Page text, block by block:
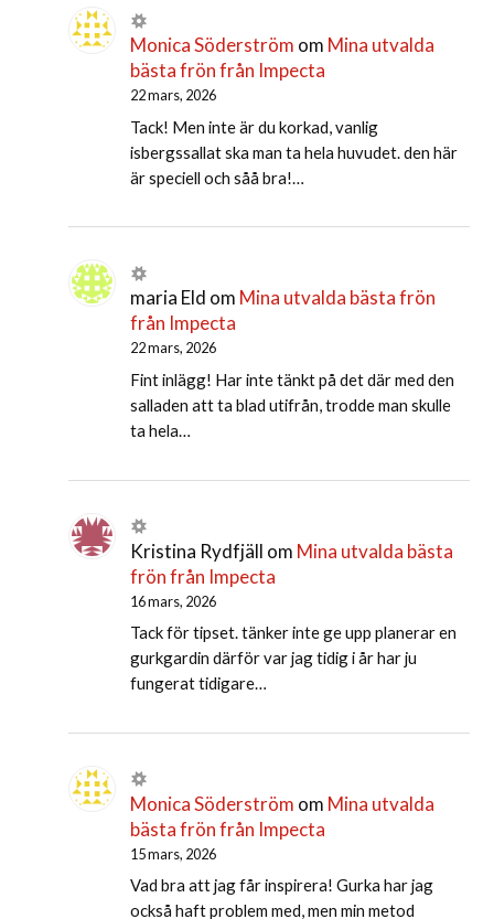
Monica Söderström om Mina utvalda
bästa frön från Impecta
22 mars, 2026
Tack! Men inte är du korkad, vanlig
isbergssallat ska man ta hela huvudet. den här
är speciell och såå bra!…
maria Eld om Mina utvalda bästa frön
från Impecta
22 mars, 2026
Fint inlägg! Har inte tänkt på det där med den
salladen att ta blad utifrån, trodde man skulle
ta hela…
Kristina Rydfjäll om Mina utvalda bästa
frön från Impecta
16 mars, 2026
Tack för tipset. tänker inte ge upp planerar en
gurkgardin därför var jag tidig i år har ju
fungerat tidigare…
Monica Söderström om Mina utvalda
bästa frön från Impecta
15 mars, 2026
Vad bra att jag får inspirera! Gurka har jag
också haft problem med, men min metod